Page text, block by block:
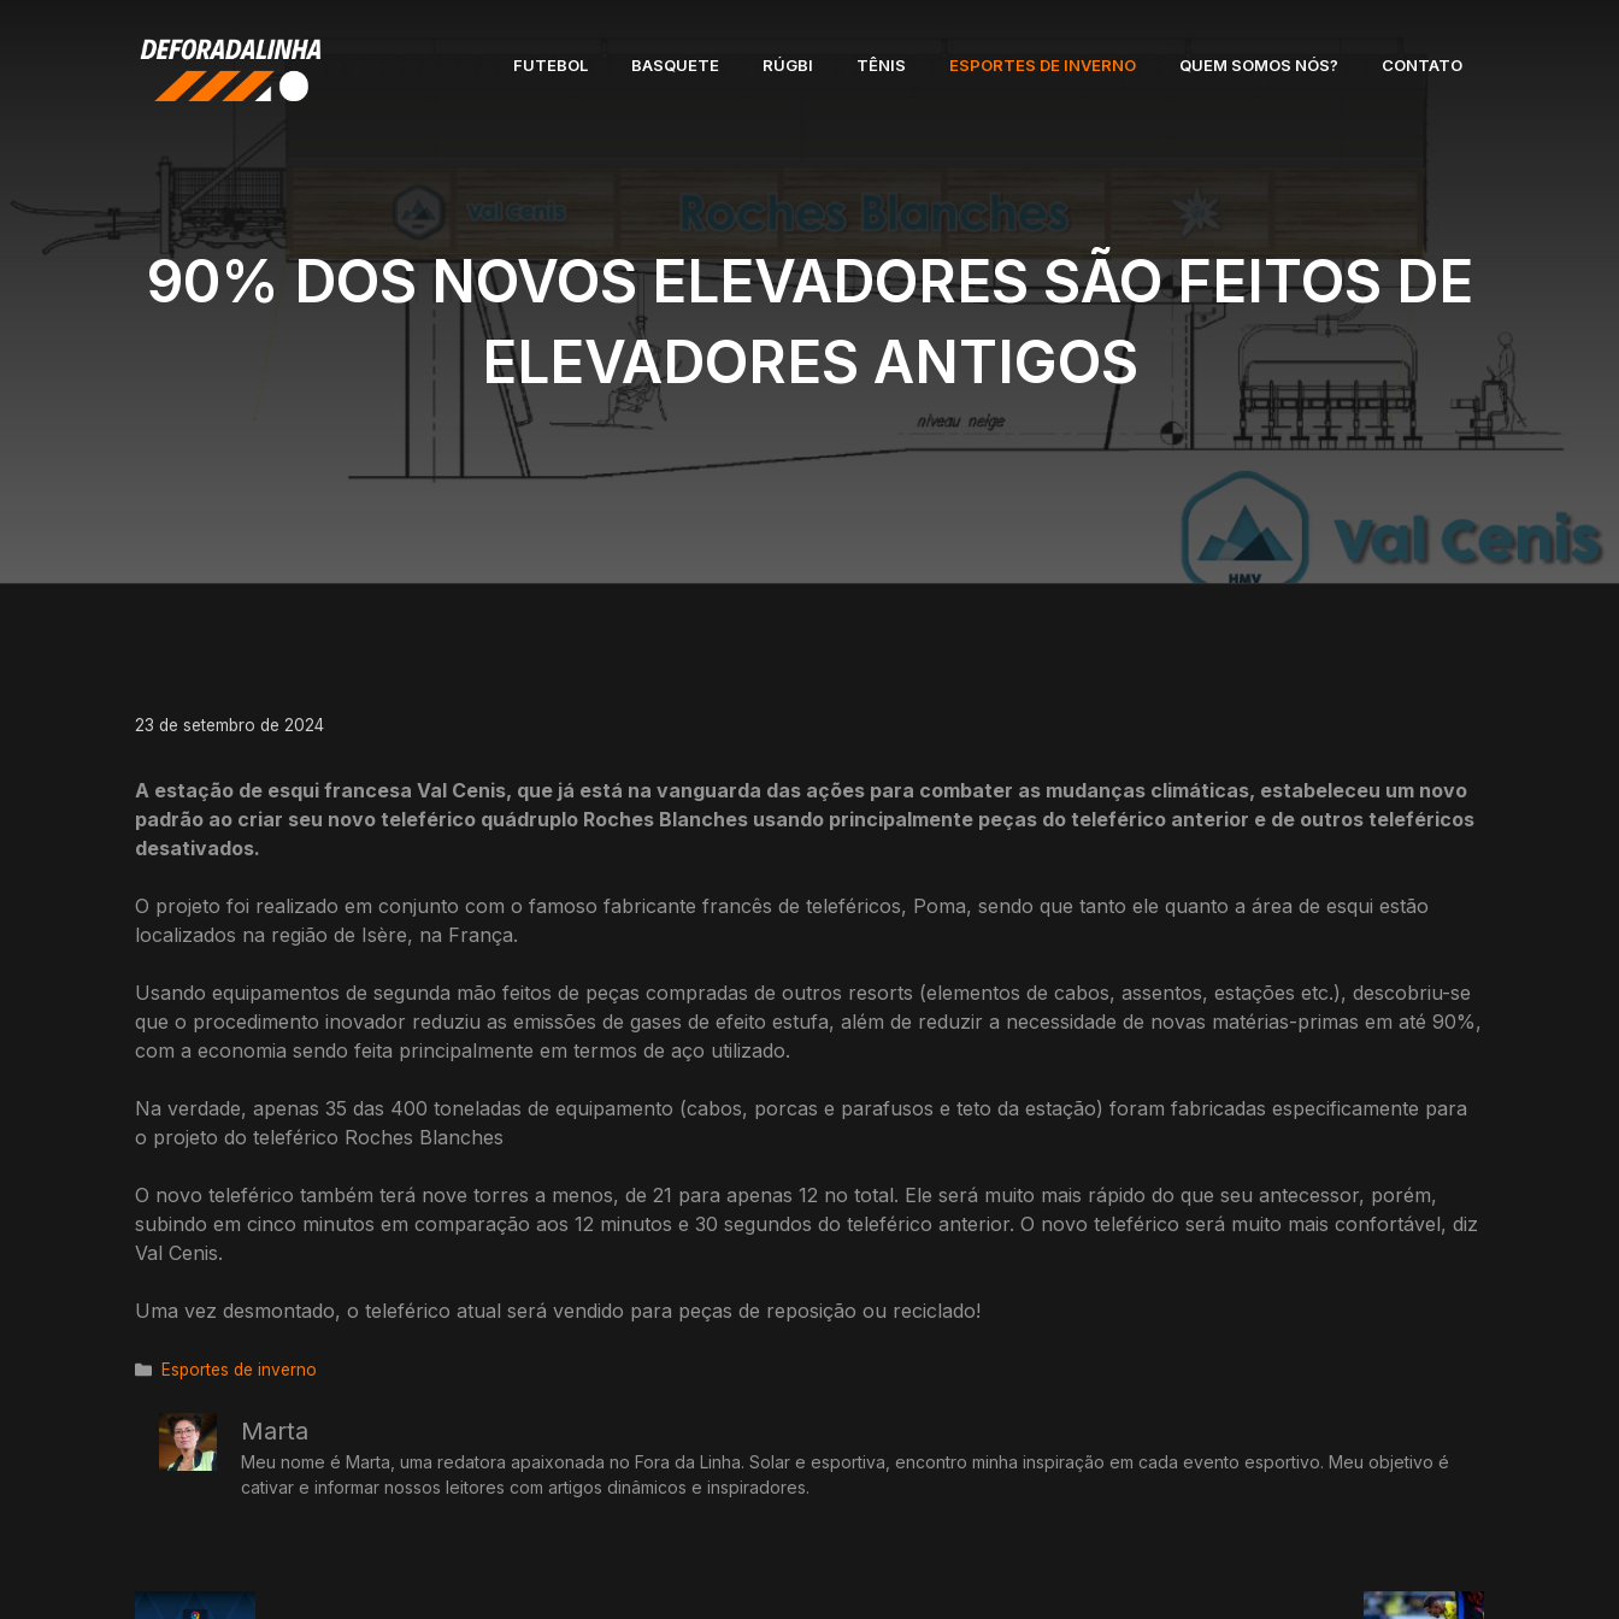
FUTEBOL BASQUETE RÚGBI TÊNIS ESPORTES DE INVERNO QUEM SOMOS NÓS? CONTATO
90% DOS NOVOS ELEVADORES SÃO FEITOS DE
ELEVADORES ANTIGOS
23 de setembro de 2024
A estação de esqui francesa Val Cenis, que já está na vanguarda das ações para combater as mudanças climáticas, estabeleceu um novo
padrão ao criar seu novo teleférico quádruplo Roches Blanches usando principalmente peças do teleférico anterior e de outros teleféricos
desativados.
O projeto foi realizado em conjunto com o famoso fabricante francês de teleféricos, Poma, sendo que tanto ele quanto a área de esqui estão
localizados na região de Isère, na França.
Usando equipamentos de segunda mão feitos de peças compradas de outros resorts (elementos de cabos, assentos, estações etc.), descobriu-se
que o procedimento inovador reduziu as emissões de gases de efeito estufa, além de reduzir a necessidade de novas matérias-primas em até 90%,
com a economia sendo feita principalmente em termos de aço utilizado.
Na verdade, apenas 35 das 400 toneladas de equipamento (cabos, porcas e parafusos e teto da estação) foram fabricadas especificamente para
o projeto do teleférico Roches Blanches
O novo teleférico também terá nove torres a menos, de 21 para apenas 12 no total. Ele será muito mais rápido do que seu antecessor, porém,
subindo em cinco minutos em comparação aos 12 minutos e 30 segundos do teleférico anterior. O novo teleférico será muito mais confortável, diz
Val Cenis.
Uma vez desmontado, o teleférico atual será vendido para peças de reposição ou reciclado!
Categorias
Esportes de inverno
Marta
Meu nome é Marta, uma redatora apaixonada no Fora da Linha. Solar e esportiva, encontro minha inspiração em cada evento esportivo. Meu objetivo é
cativar e informar nossos leitores com artigos dinâmicos e inspiradores.